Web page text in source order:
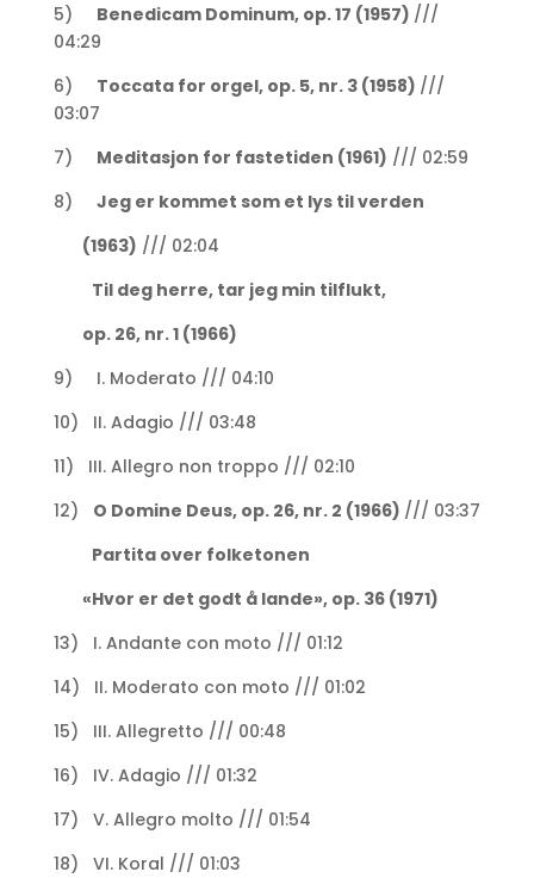
5) Benedicam Dominum, op. 17 (1957) ///
04:29
6) Toccata for orgel, op. 5, nr. 3 (1958) ///
03:07
7) Meditasjon for fastetiden (1961) /// 02:59
8) Jeg er kommet som et lys til verden
(1963) /// 02:04
Til deg herre, tar jeg min tilflukt,
op. 26, nr. 1 (1966)
9) I. Moderato /// 04:10
10) II. Adagio /// 03:48
11) III. Allegro non troppo /// 02:10
12) O Domine Deus, op. 26, nr. 2 (1966) /// 03:37
Partita over folketonen
«Hvor er det godt å lande», op. 36 (1971)
13) I. Andante con moto /// 01:12
14) II. Moderato con moto /// 01:02
15) III. Allegretto /// 00:48
16) IV. Adagio /// 01:32
17) V. Allegro molto /// 01:54
18) VI. Koral /// 01:03